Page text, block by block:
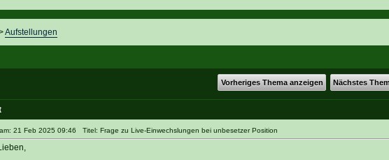
Saisonübergang
Aufstellungen
Vorheriges Thema anzeigen Nächstes
21 Feb 2025 09:46 Titel: Frage zu Live-Einwechslungen bei unbesetzer Position